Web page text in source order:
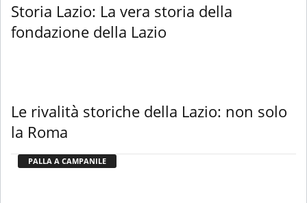
Storia Lazio: La vera storia della
fondazione della Lazio
Le rivalità storiche della Lazio: non solo
la Roma
PALLA A CAMPANILE